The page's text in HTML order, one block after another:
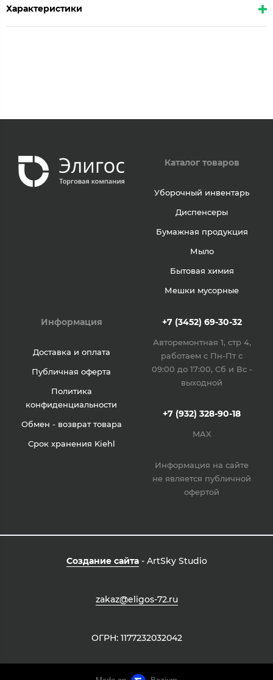
Характеристики
Каталог товаров
Уборочный инвентарь
Диспенсеры
Бумажная продукция
Мыло
Бытовая химия
Мешки мусорные
Информация
Доставка и оплата
Публичная оферта
Политика
конфиденциальности
Обмен - возврат товара
Срок хранения Kiehl
+7 (3452) 69-30-32
Авторемонтная 1, стр 4,
работаем с Пн-Пт с
09:00 до 17:00, Сб и Вс -
выходной
+7 (932) 328-90-18
MAX
Информация на сайте
не является публичной
офертой
Создание сайта- ArtSky Studio
zakaz@eligos-72.ru
ОГРН: 1177232032042